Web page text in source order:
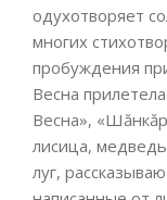
одухотворяет
многих
пробуждения
Весна
Весна»,
лисица,
луг,